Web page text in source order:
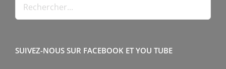
SUIVEZ-NOUS SUR FACEBOOK ET YOU TUBE